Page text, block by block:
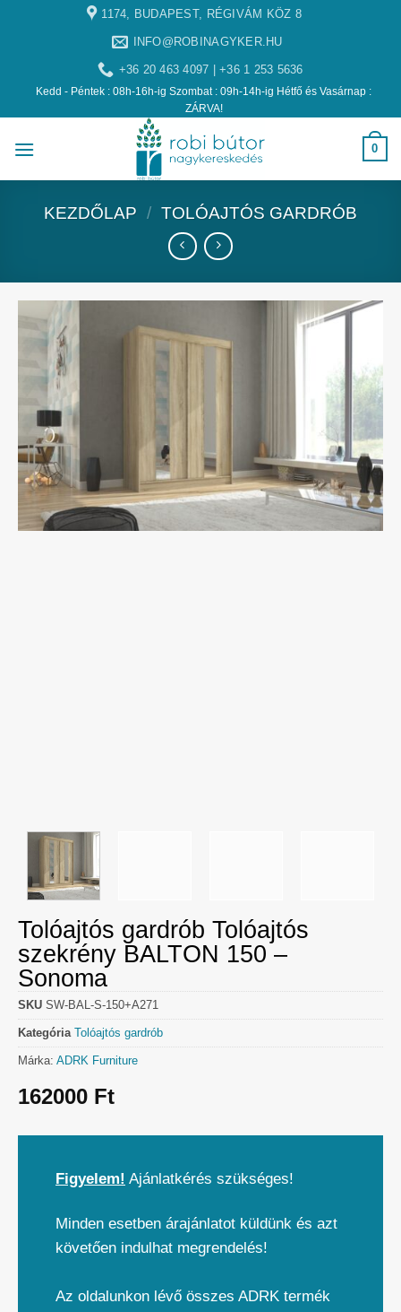
1174, BUDAPEST, RÉGIVÁM KÖZ 8
INFO@ROBINAGYKER.HU
+36 20 463 4097 | +36 1 253 5636
Kedd - Péntek : 08h-16h-ig Szombat : 09h-14h-ig Hétfő és Vasárnap :
ZÁRVA!
0
KEZDŐLAP / TOLÓAJTÓS GARDRÓB
Tolóajtós gardrób Tolóajtós
szekrény BALTON 150 –
Sonoma
SKU SW-BAL-S-150+A271
Kategória Tolóajtós gardrób
Márka: ADRK Furniture
162000 Ft
Figyelem! Ajánlatkérés szükséges!
Minden esetben árajánlatot küldünk és azt
követően indulhat megrendelés!
Az oldalunkon lévő összes ADRK termék